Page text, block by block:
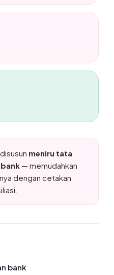
meniru tata
— memudahkan
dengan cetakan
bank